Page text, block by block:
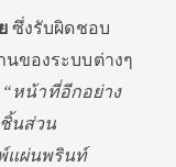
ซึ่งรับผิดชอบ
ของระบบต่างๆ
“หน้าที่อีกอย่าง
นส่วน
แผ่นพรินท์